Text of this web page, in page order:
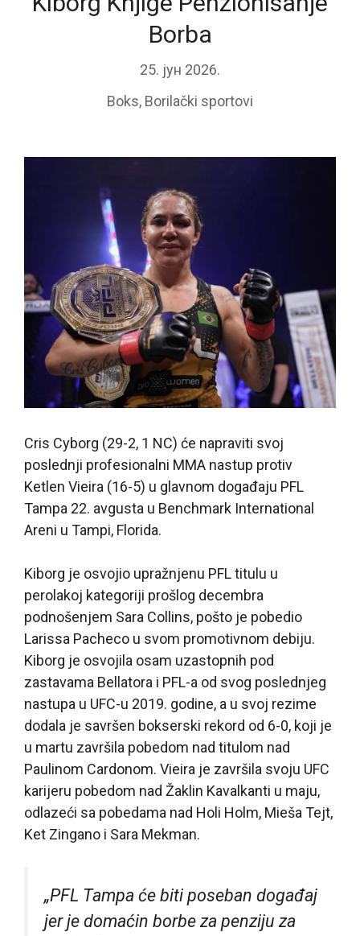
Borba
25. јун 2026.
Boks, Borilački sportovi
Cris Cyborg (29-2, 1 NC) će napraviti svoj
poslednji profesionalni MMA nastup protiv
Ketlen Vieira (16-5) u glavnom događaju PFL
Tampa 22. avgusta u Benchmark International
Areni u Tampi, Florida.
Kiborg je osvojio upražnjenu PFL titulu u
perolakoj kategoriji prošlog decembra
podnošenjem Sara Collins, pošto je pobedio
Larissa Pacheco u svom promotivnom debiju.
Kiborg je osvojila osam uzastopnih pod
zastavama Bellatora i PFL-a od svog poslednjeg
nastupa u UFC-u 2019. godine, a u svoj rezime
dodala je savršen bokserski rekord od 6-0, koji je
u martu završila pobedom nad titulom nad
Paulinom Cardonom. Vieira je završila svoju UFC
karijeru pobedom nad Žaklin Kavalkanti u maju,
odlazeći sa pobedama nad Holi Holm, Mieša Tejt,
Ket Zingano i Sara Mekman.
„PFL Tampa će biti poseban događaj
jer je domaćin borbe za penziju za